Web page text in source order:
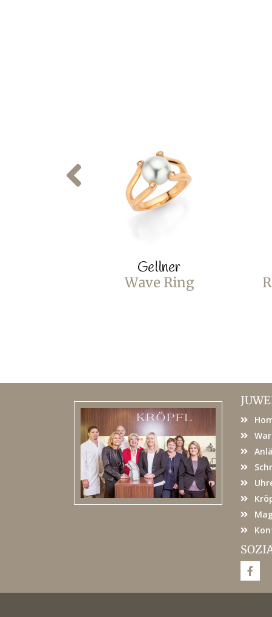
Gellner
Wave Ring
F
a
e